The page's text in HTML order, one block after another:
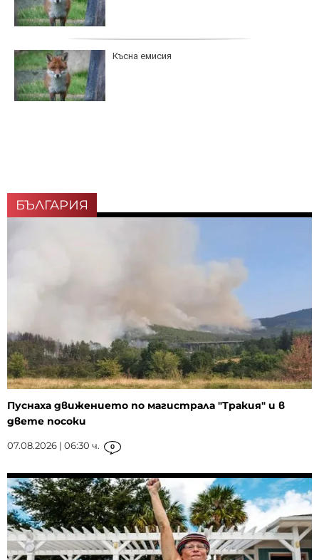
Късна емисия
БЪЛГАРИЯ
Пуснаха движението по магистрала "Тракия" и в
двете посоки
07.08.2026 | 06:30 ч. 0